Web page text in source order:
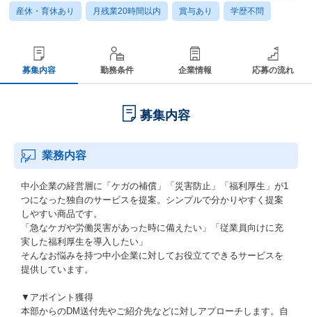
産休・育休あり 月残業20時間以内 賞与あり 学歴不問
募集内容 勤務条件 企業情報 応募の流れ
募集内容
業務内容
中小企業の経営層に「ケガの補償」「災害防止」「福利厚生」が1
つになった独自のサービスを提案。シンプルで分かりやすく提案
しやすい商品です。
「急なケガや労働災害があった時に備えたい」「従業員向けに充
実した福利厚生を導入したい」
そんなお悩みを持つ中小企業に対してお役立てできるサービスを
提供しています。
▼アポイント獲得
本部からのDM送付先やご紹介先などに対しアプローチします。自